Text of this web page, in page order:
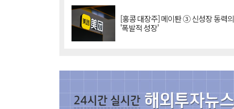
[홍콩 대장주] 메이퇀 ③ 신성장 동력의
'폭발적 성장'